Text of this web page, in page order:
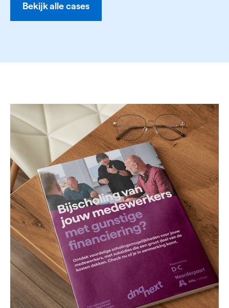
Bekijk alle cases